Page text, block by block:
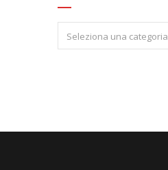
Seleziona una categoria